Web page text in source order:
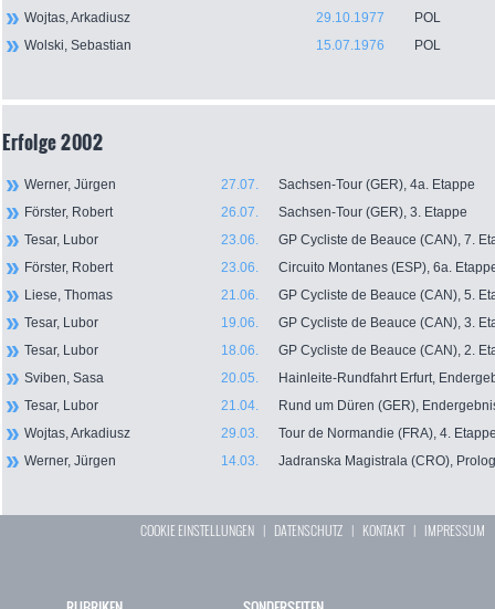
Wojtas, Arkadiusz
29.10.1977
POL
Wolski, Sebastian
15.07.1976 POL
Erfolge 2002
Werner, Jürgen Sachsen-Tour (GER), 4a. Etappe
27.07.
Förster, Robert
Sachsen-Tour (GER), 3. Etappe
26.07.
Tesar, Lubor
GP Cycliste de Beauce (CAN), 7.
23.06.
Förster, Robert
Circuito Montanes (ESP), 6a.
23.06.
Liese, Thomas
GP Cycliste de Beauce (CAN), 5.
21.06.
Tesar, Lubor
GP Cycliste de Beauce (CAN), 3.
19.06.
Tesar, Lubor
GP Cycliste de Beauce (CAN), 2.
18.06.
Sviben, Sasa
Hainleite-Rundfahrt Erfurt,
20.05.
Tesar, Lubor
Rund um Düren (GER),
21.04.
Wojtas, Arkadiusz
Tour de Normandie (FRA), 4.
29.03.
Werner, Jürgen
Jadranska Magistrala (CRO), Prolog
14.03.
COOKIE EINSTELLUNGEN | DATENSCHUTZ | KONTAKT| IMPRESSUM